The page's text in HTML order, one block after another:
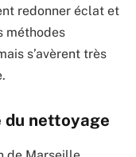
redonner éclat et
méthodes
s’avèrent très
du nettoyage